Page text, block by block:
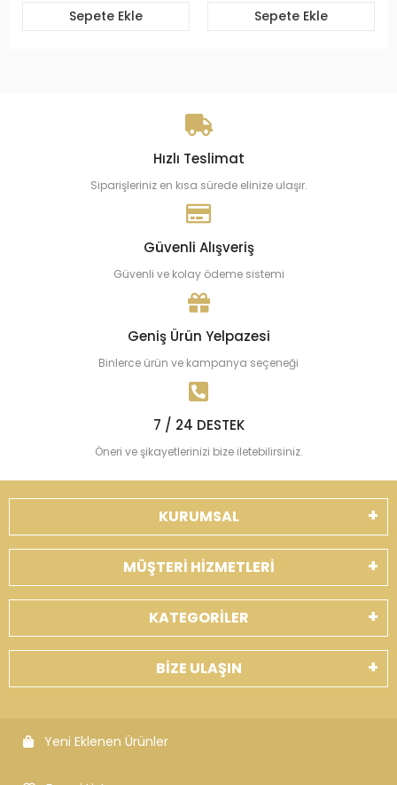
Sepete Ekle Sepete Ekle
Hızlı Teslimat
Siparişleriniz en kısa sürede elinize ulaşır.
Güvenli Alışveriş
Güvenli ve kolay ödeme sistemi
Geniş Ürün Yelpazesi
Binlerce ürün ve kampanya seçeneği
7 / 24 DESTEK
Öneri ve şikayetlerinizi bize iletebilirsiniz.
KURUMSAL
MÜŞTERİ HİZMETLERİ
KATEGORİLER
BİZE ULAŞIN
Yeni Eklenen Ürünler